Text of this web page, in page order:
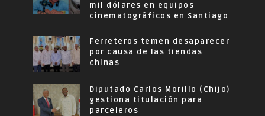
mil dólares en equipos
cinematográficos en Santiago
Ferreteros temen desaparecer
por causa de las tiendas
chinas
Diputado Carlos Morillo (Chijo)
gestiona titulación para
parceleros